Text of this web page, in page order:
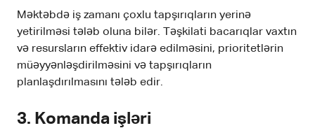
Məktəbdə iş zamanı çoxlu tapşırıqların yerinə
yetirilməsi tələb oluna bilər. Təşkilati bacarıqlar vaxtın
və resursların effektiv idarə edilməsini, prioritetlərin
müəyyənləşdirilməsini və tapşırıqların
planlaşdırılmasını tələb edir.
3. Komanda işləri